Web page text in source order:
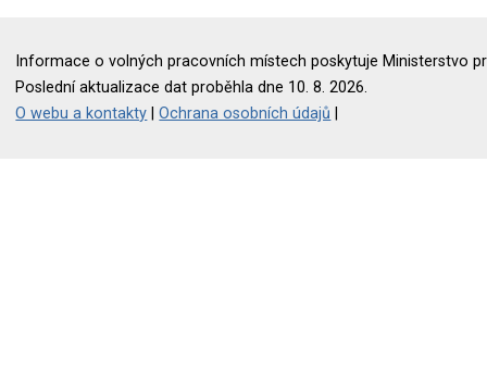
Informace o volných pracovních místech poskytuje Ministerstvo
Poslední aktualizace dat proběhla dne 10. 8. 2026.
O webu a kontakty |Ochrana osobních údajů